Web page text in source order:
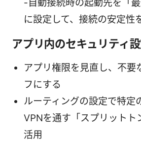
-自動接続時の起動先を「最
に設定して、接続の安定性
アプリ内のセキュリティ
アプリ権限を見直し、不要
フにする
ルーティングの設定で特定
VPNを通す「スプリットト
活用